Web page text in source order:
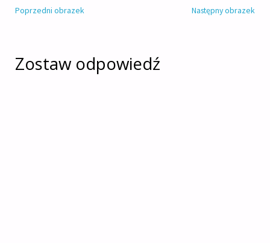
Poprzedni obrazek Następny obrazek
Zostaw odpowiedź